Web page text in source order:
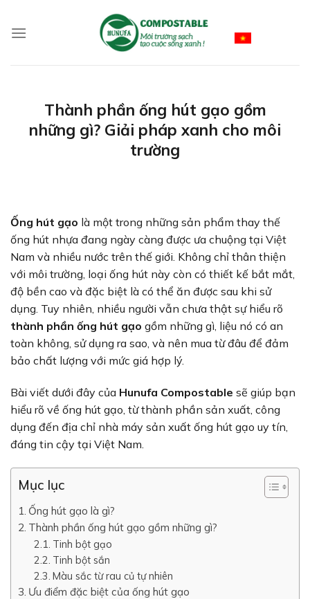
content
Thành phần ống hút gạo gồm
những gì? Giải pháp xanh cho môi
trường
Ống hút gạo là một trong những sản phẩm thay thế
ống hút nhựa đang ngày càng được ưa chuộng tại Việt
Nam và nhiều nước trên thế giới. Không chỉ thân thiện
với môi trường, loại ống hút này còn có thiết kế bắt mắt,
độ bền cao và đặc biệt là có thể ăn được sau khi sử
dụng. Tuy nhiên, nhiều người vẫn chưa thật sự hiểu rõ
thành phần ống hút gạo gồm những gì, liệu nó có an
toàn không, sử dụng ra sao, và nên mua từ đâu để đảm
bảo chất lượng với mức giá hợp lý.
Bài viết dưới đây của Hunufa Compostable sẽ giúp bạn
hiểu rõ về ống hút gạo, từ thành phần sản xuất, công
dụng đến địa chỉ nhà máy sản xuất ống hút gạo uy tín,
đáng tin cậy tại Việt Nam.
Mục lục
Ống hút gạo là gì?
Thành phần ống hút gạo gồm những gì?
Tinh bột gạo
Tinh bột sắn
Màu sắc từ rau củ tự nhiên
Ưu điểm đặc biệt của ống hút gạo